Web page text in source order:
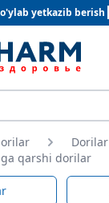
yetkazib berish
Dorilar
qarshi dorilar